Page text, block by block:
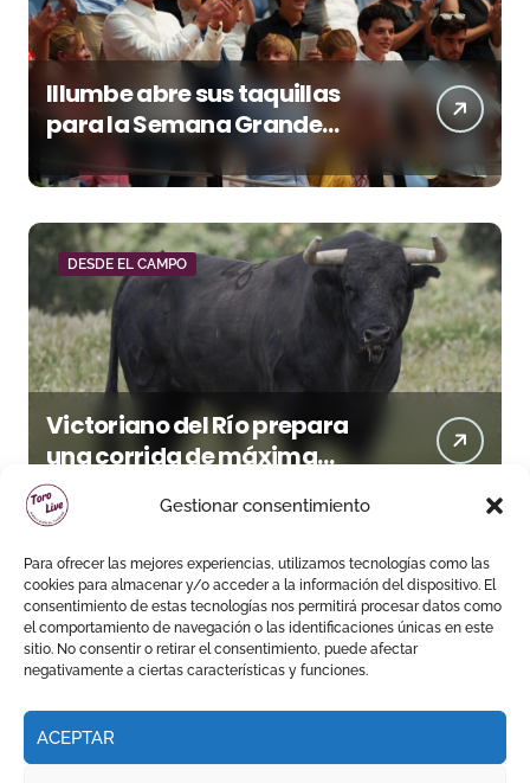
Gestionar consentimiento
Para ofrecer las mejores experiencias, utilizamos tecnologías como las
cookies para almacenar y/o acceder a la información del dispositivo. El
consentimiento de estas tecnologías nos permitirá procesar datos como
el comportamiento de navegación o las identificaciones únicas en este
sitio. No consentir o retirar el consentimiento, puede afectar
negativamente a ciertas características y funciones.
ACEPTAR
Illumbe abre sus taquillas
para la Semana Grande
Donostiarra
DESDE EL CAMPO
Victoriano del Río prepara
una corrida de máxima
seriedad para Ciudad Real
(En Vídeo)